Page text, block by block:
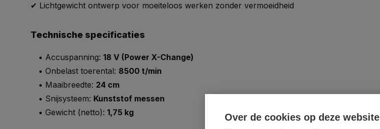
✔ Lichtgewicht ontwerp voor moeiteloos werken zonder vermoeidheid
Technische specificaties
• Accuspanning: 18 V (Power X-Change)
• Onbelast toerental: 8500 t/min
• Maaibreedte: 24 cm
• Snijsysteem: Kunststof messen
• Gewicht (netto): 1,75 kg Over de cookies op deze website